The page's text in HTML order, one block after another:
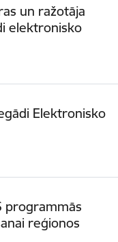
un ražotāja
elektronisko
Elektronisko
programmās
reģionos